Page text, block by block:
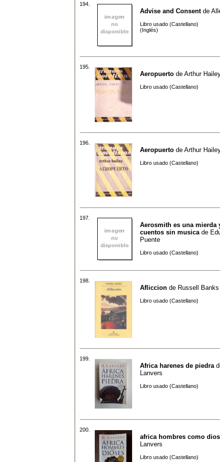
194.
Advise and Consentde
Libro usado (Castellano)
(Inglés)
195.
Aeropuerto de Arthur
Libro usado (Castellano)
196.
Aeropuerto de Arthur
Libro usado (Castellano)
197.
Aerosmith es una mierda
cuentos sin musica de
Puente
Libro usado (Castellano)
198.
Afliccion de Russell Banks
Libro usado (Castellano)
199.
Africa harenes de piedra
Lanvers
Libro usado (Castellano)
200.
africa hombres como
Lanvers
Libro usado (Castellano)